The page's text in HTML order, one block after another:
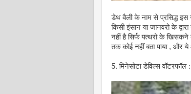
डेथ वैली के नाम से प्रसिद्ध
किसी इंसान या जानवरो के
नहीं है सिर्फ पत्थरो के
तक कोई नहीं बता पाया , और
5. मिनेसोटा डेविल्स वॉटरफॉल :